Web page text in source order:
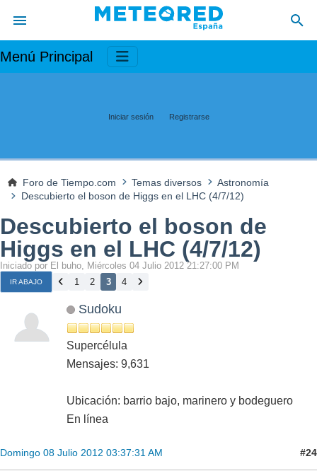
Menú Principal
Iniciar sesión Registrarse
Foro de Tiempo.com Temas diversos
Astronomía
Descubierto el boson de Higgs en el LHC (4/7/12)
Descubierto el boson de
Higgs en el LHC (4/7/12)
Iniciado por El buho, Miércoles 04 Julio 2012 21:27:00 PM
IR ABAJO 1 2 3 4
Sudoku
Supercélula
Mensajes: 9,631
Ubicación: barrio bajo, marinero y bodeguero
En línea
Domingo 08 Julio 2012 03:37:31 AM #24